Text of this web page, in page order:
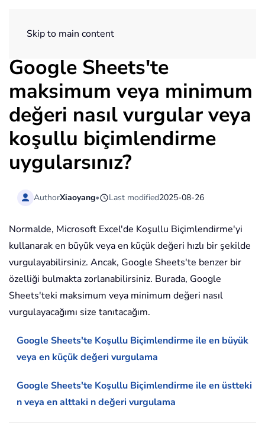
Skip to main content
Google Sheets'te
maksimum veya minimum
değeri nasıl vurgular veya
koşullu biçimlendirme
uygularsınız?
AuthorXiaoyang• Last modified2025-08-26
Normalde, Microsoft Excel'de Koşullu Biçimlendirme'yi
kullanarak en büyük veya en küçük değeri hızlı bir şekilde
vurgulayabilirsiniz. Ancak, Google Sheets'te benzer bir
özelliği bulmakta zorlanabilirsiniz. Burada, Google
Sheets'teki maksimum veya minimum değeri nasıl
vurgulayacağımı size tanıtacağım.
Google Sheets'te Koşullu Biçimlendirme ile en büyük
veya en küçük değeri vurgulama
Google Sheets'te Koşullu Biçimlendirme ile en üstteki
n veya en alttaki n değeri vurgulama